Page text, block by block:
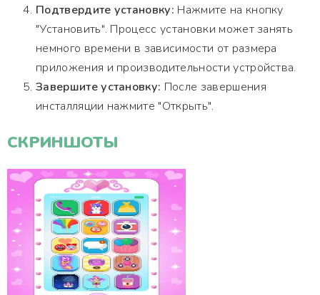
Подтвердите установку: Нажмите на кнопку
"Установить". Процесс установки может занять
немного времени в зависимости от размера
приложения и производительности устройства.
Завершите установку: После завершения
инсталляции нажмите "Открыть".
СКРИНШОТЫ